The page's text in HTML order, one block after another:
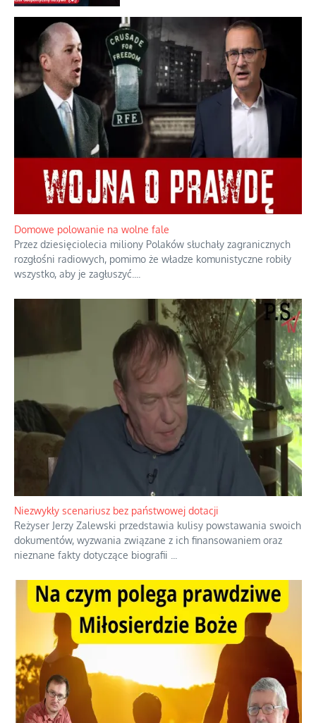
Domowe polowanie na wolne fale
Przez dziesięciolecia miliony Polaków słuchały zagranicznych
rozgłośni radiowych, pomimo że władze komunistyczne robiły
wszystko, aby je zagłuszyć.
Niezwykły scenariusz bez państwowej dotacji
Reżyser Jerzy Zalewski przedstawia kulisy powstawania swoich
dokumentów, wyzwania związane z ich finansowaniem oraz
nieznane fakty dotyczące biografii